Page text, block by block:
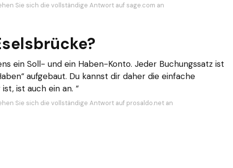
Sie sich die vollständige Antwort auf sage.com an
ein Soll- und ein Haben-Konto. Jeder Buchungssatz ist
aufgebaut. Du kannst dir daher die einfache
ist auch ein an. “
Sie sich die vollständige Antwort auf prosaldo.net an